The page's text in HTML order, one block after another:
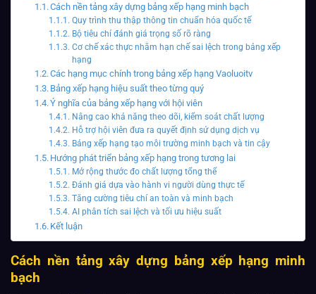
Cách nền tảng xây dựng bảng xếp hạng minh bạch
Quy trình thu thập thông tin chuẩn hóa quốc tế
Bộ tiêu chí đánh giá trọng số rõ ràng
Cơ chế xác thực nhằm hạn chế sai lệch trong bảng xếp
hạng
Các hạng mục chính trong bảng xếp hạng Vaoluoitv
Bảng xếp hạng hiệu suất theo từng quý
Ý nghĩa của bảng xếp hạng với hội viên
Nâng cao khả năng theo dõi, kiểm soát chất lượng
Hỗ trợ hội viên đưa ra quyết định sử dụng dịch vụ
Bảng xếp hạng tạo môi trường minh bạch và tin cậy
Hướng phát triển bảng xếp hạng trong tương lai
Mở rộng thước đo chất lượng tổng thể
Đánh giá dựa vào hành vi người dùng thực tế
Tăng cường tiêu chí an toàn và minh bạch
AI phân tích sai lệch và tối ưu hiệu suất
Kết luận
Cách nền tảng xây dựng bảng xếp hạng minh
bạch